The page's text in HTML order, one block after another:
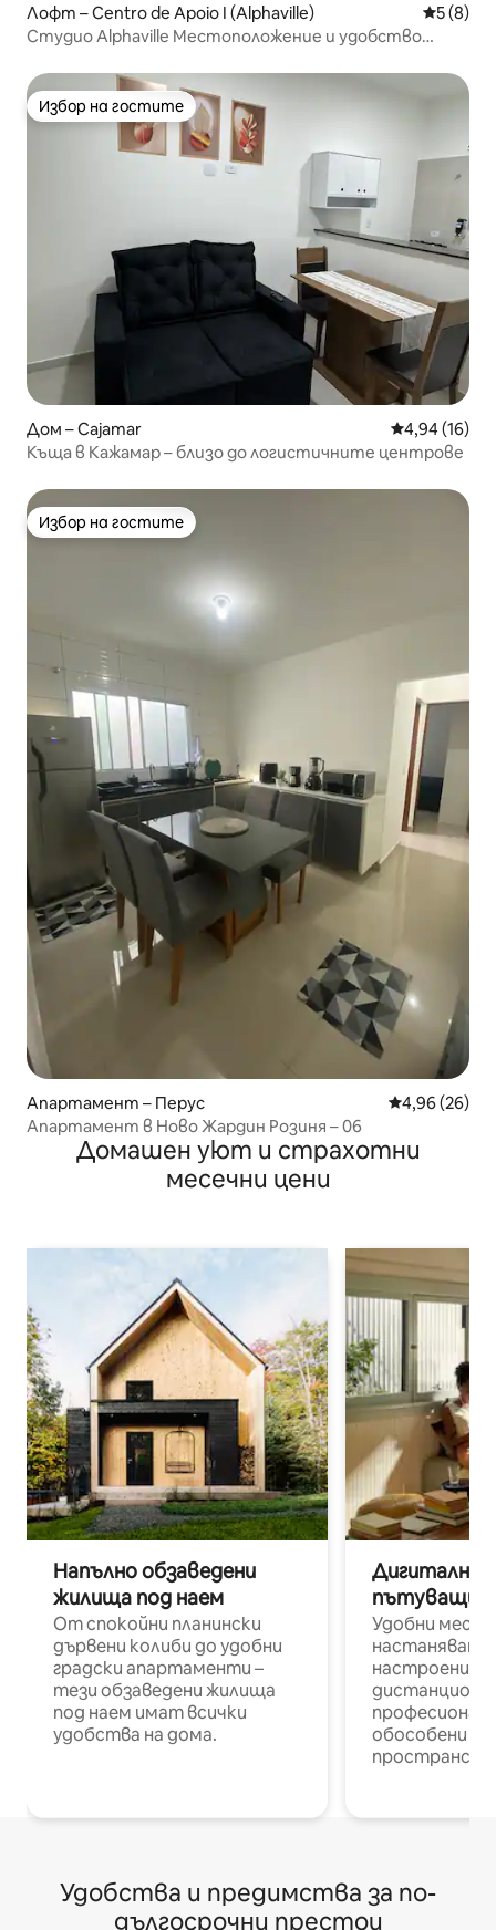
Лофт – Centro de Apoio I (Alphaville) Средна
5 (8)
Студио Alphaville Местоположение и удобство
Избор на гостите
Избор на гостите
Дом – Cajamar Средна
4,94 (16)
Къща в Кажамар – близо до логистичните центрове
Избор на гостите
Избор на гостите
Апартамент – Перус Средна
4,96 (26)
Апартамент в Ново Жардин Розиня – 06
Домашен уют и страхотни
месечни цени
Напълно обзаведени
жилища под наем
От спокойни планински
дървени колиби до удобни
градски апартаменти –
тези обзаведени жилища
под наем имат всички
удобства на дома.
Дигитални
пътуващи
Удобни
настаняване
настроени и
обособени
Удобства и предимства за по-
дългосрочни престои